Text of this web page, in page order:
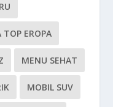
TOP EROPA
MENU SEHAT
MOBIL SUV